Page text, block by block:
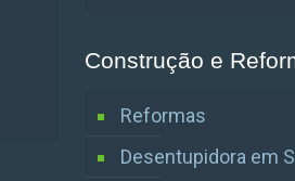
Construção e
Reformas
Desentupidora em